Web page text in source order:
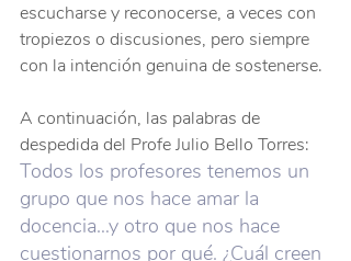
escucharse y reconocerse, a veces con
tropiezos o discusiones, pero siempre
con la intención genuina de sostenerse.
A continuación, las palabras de
despedida del Profe Julio Bello Torres:
Todos los profesores tenemos un
grupo que nos hace amar la
docencia…y otro que nos hace
cuestionarnos por qué. ¿Cuál creen